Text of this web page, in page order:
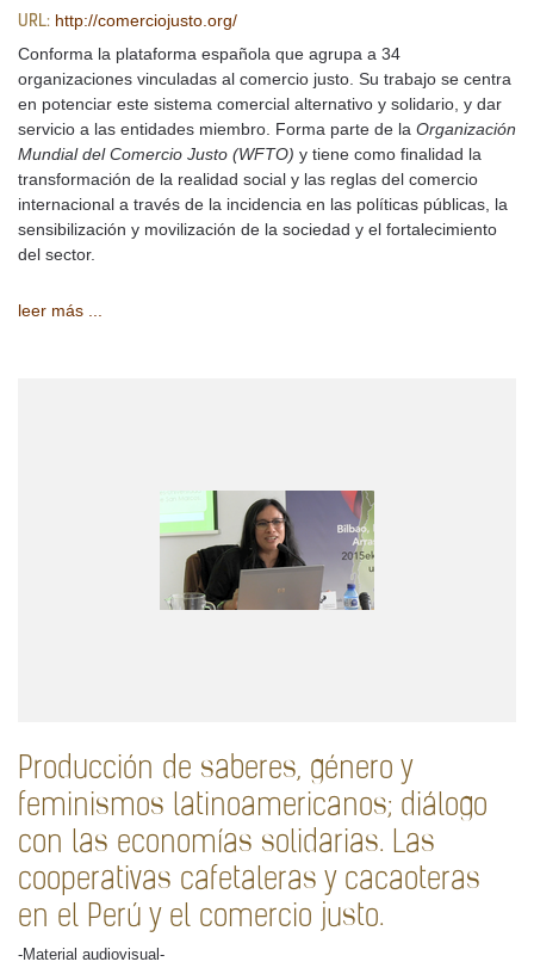
URL: http://comerciojusto.org/
Conforma la plataforma española que agrupa a 34
organizaciones vinculadas al comercio justo. Su trabajo se centra
en potenciar este sistema comercial alternativo y solidario, y dar
servicio a las entidades miembro. Forma parte de la Organización
Mundial del Comercio Justo (WFTO) y tiene como finalidad la
transformación de la realidad social y las reglas del comercio
internacional a través de la incidencia en las políticas públicas, la
sensibilización y movilización de la sociedad y el fortalecimiento
del sector.
leer más ...
Producción de saberes, género y
feminismos latinoamericanos; diálogo
con las economías solidarias. Las
cooperativas cafetaleras y cacaoteras
en el Perú y el comercio justo.
-Material audiovisual-